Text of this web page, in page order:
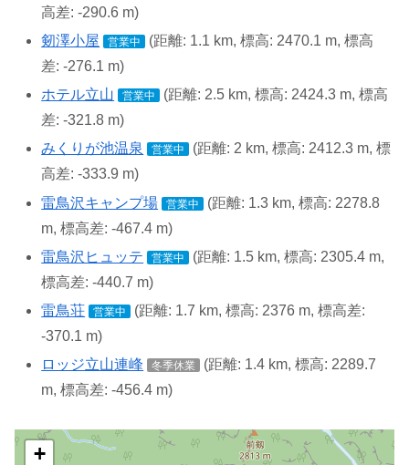
高差: -290.6 m)
剱澤小屋
営業中
(距離: 1.1 km, 標高: 2470.1 m, 標高
差: -276.1 m)
ホテル立山
営業中
(距離: 2.5 km, 標高: 2424.3 m, 標高
差: -321.8 m)
みくりが池温泉
営業中
(距離: 2 km, 標高: 2412.3 m, 標
高差: -333.9 m)
雷鳥沢キャンプ場
営業中
(距離: 1.3 km, 標高: 2278.8
m, 標高差: -467.4 m)
雷鳥沢ヒュッテ
営業中
(距離: 1.5 km, 標高: 2305.4 m,
標高差: -440.7 m)
雷鳥荘
営業中
(距離: 1.7 km, 標高: 2376 m, 標高差:
-370.1 m)
ロッジ立山連峰
冬季休業
(距離: 1.4 km, 標高: 2289.7
m, 標高差: -456.4 m)
+